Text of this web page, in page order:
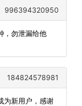
996394320950
，勿泄漏给他
184824578981
为新用户，感谢